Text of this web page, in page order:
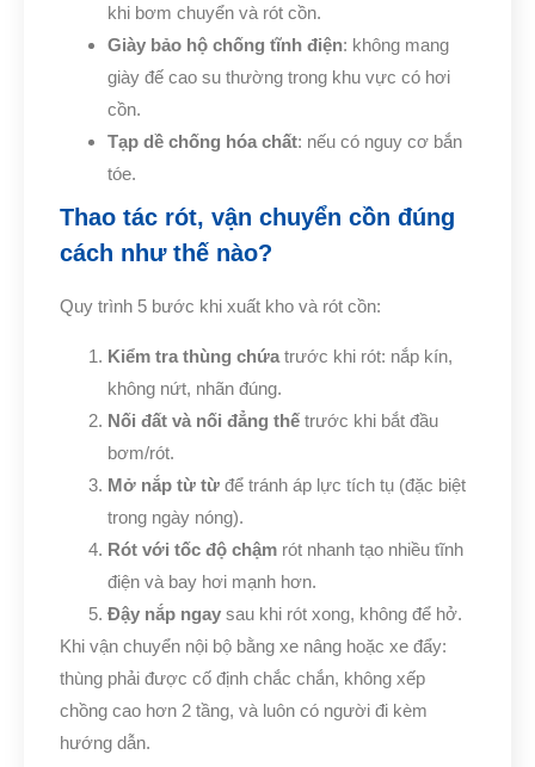
khi bơm chuyển và rót cồn.
Giày bảo hộ chống tĩnh điện: không mang
giày đế cao su thường trong khu vực có hơi
cồn.
Tạp dề chống hóa chất: nếu có nguy cơ bắn
tóe.
Thao tác rót, vận chuyển cồn đúng
cách như thế nào?
Quy trình 5 bước khi xuất kho và rót cồn:
Kiểm tra thùng chứa trước khi rót: nắp kín,
không nứt, nhãn đúng.
Nối đất và nối đẳng thế trước khi bắt đầu
bơm/rót.
Mở nắp từ từ để tránh áp lực tích tụ (đặc biệt
trong ngày nóng).
Rót với tốc độ chậm rót nhanh tạo nhiều tĩnh
điện và bay hơi mạnh hơn.
Đậy nắp ngay sau khi rót xong, không để hở.
Khi vận chuyển nội bộ bằng xe nâng hoặc xe đẩy:
thùng phải được cố định chắc chắn, không xếp
chồng cao hơn 2 tầng, và luôn có người đi kèm
hướng dẫn.